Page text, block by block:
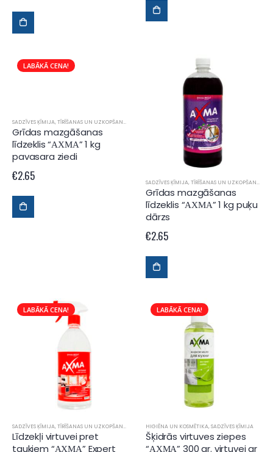
LABĀKĀ CENA!
SADZĪVES ĶĪMIJA, TĪRĪŠANAS UN UZKOPŠANAS LĪDZEKĻI
Grīdas mazgāšanas
līdzeklis “АХМА” 1 kg
pavasara ziedi
€2.65 SADZĪVES ĶĪMIJA, TĪRĪŠANAS UN UZKOPŠANAS LĪDZEKĻI
Grīdas mazgāšanas
līdzeklis “АХМА” 1 kg puķu
dārzs
€2.65
LABĀKĀ CENA!
SADZĪVES ĶĪMIJA, TĪRĪŠANAS UN UZKOPŠANAS LĪDZEKĻI
Līdzekļi virtuvei pret
taukiem “АХМА” Expert
LABĀKĀ CENA!
HIGIĒNA UN KOSMĒTIKA, SADZĪVES ĶĪMIJA
Šķidrās virtuves ziepes
“АХМА” 300 gr. virtuvei ar